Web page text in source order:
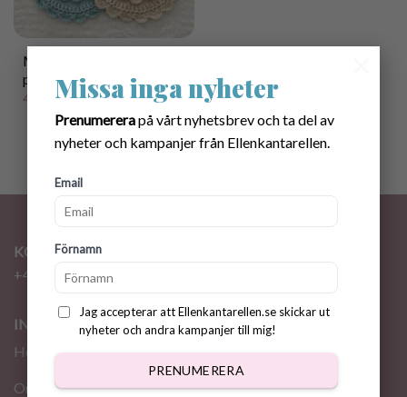
Missa inga nyheter
Prenumererapå vårt nyhetsbrev och ta del av
nyheter och kampanjer från Ellenkantarellen.
Email
Förnamn
Jag accepterar att Ellenkantarellen.se skickar ut
nyheter och andra kampanjer till mig!
PRENUMERERA
Mönster virkad Dregglis i
pastell
45.00kr
KONTAKT
+46 72 310 46 48
INFORMATION
Hem
Om oss